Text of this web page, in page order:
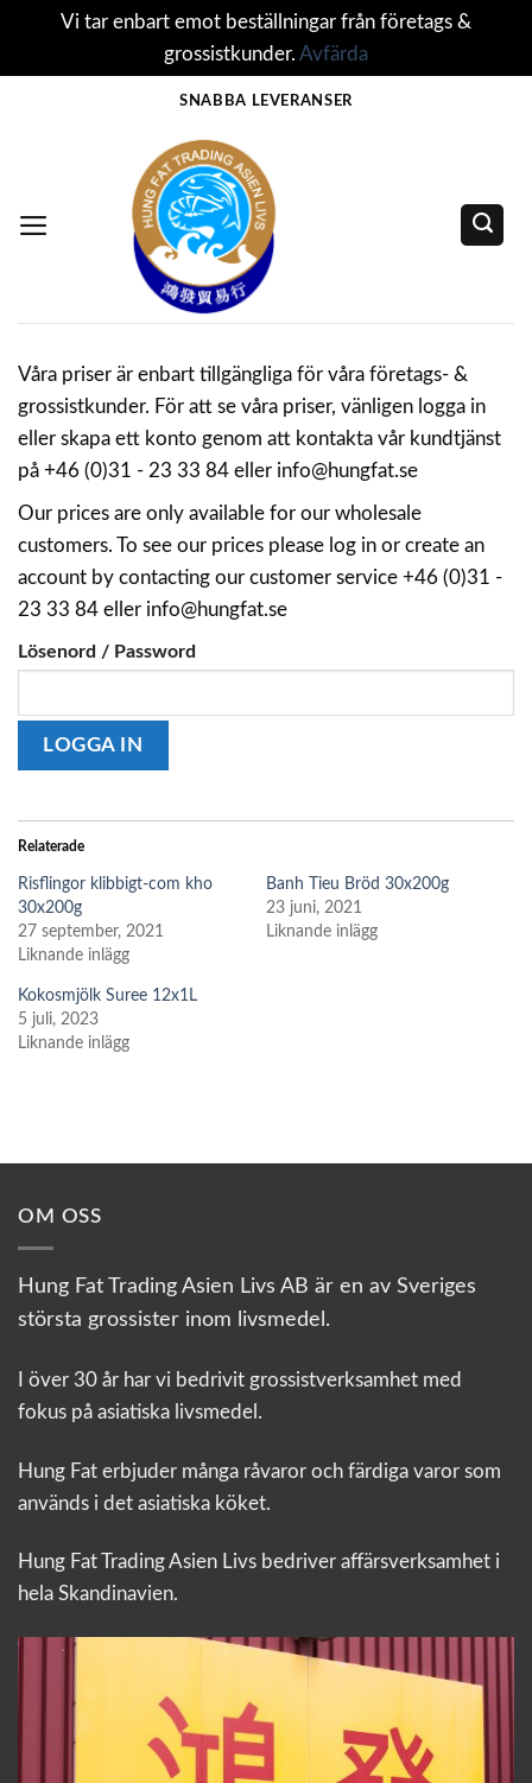
Vi tar enbart emot beställningar från företags &
grossistkunder. Avfärda
SNABBA LEVERANSER
Våra priser är enbart tillgängliga för våra företags- &
grossistkunder. För att se våra priser, vänligen logga in
eller skapa ett konto genom att kontakta vår kundtjänst
på +46 (0)31 - 23 33 84 eller info@hungfat.se
Our prices are only available for our wholesale
customers. To see our prices please log in or create an
account by contacting our customer service +46 (0)31 -
23 33 84 eller info@hungfat.se
Lösenord / Password
Relaterade
Risflingor klibbigt-com kho
30x200g
27 september, 2021
Liknande inlägg
Banh Tieu Bröd 30x200g
23 juni, 2021
Liknande inlägg
Kokosmjölk Suree 12x1L
5 juli, 2023
Liknande inlägg
OM OSS
Hung Fat Trading Asien Livs AB är en av Sveriges
största grossister inom livsmedel.
I över 30 år har vi bedrivit grossistverksamhet med
fokus på asiatiska livsmedel.
Hung Fat erbjuder många råvaror och färdiga varor som
används i det asiatiska köket.
Hung Fat Trading Asien Livs bedriver affärsverksamhet i
hela Skandinavien.